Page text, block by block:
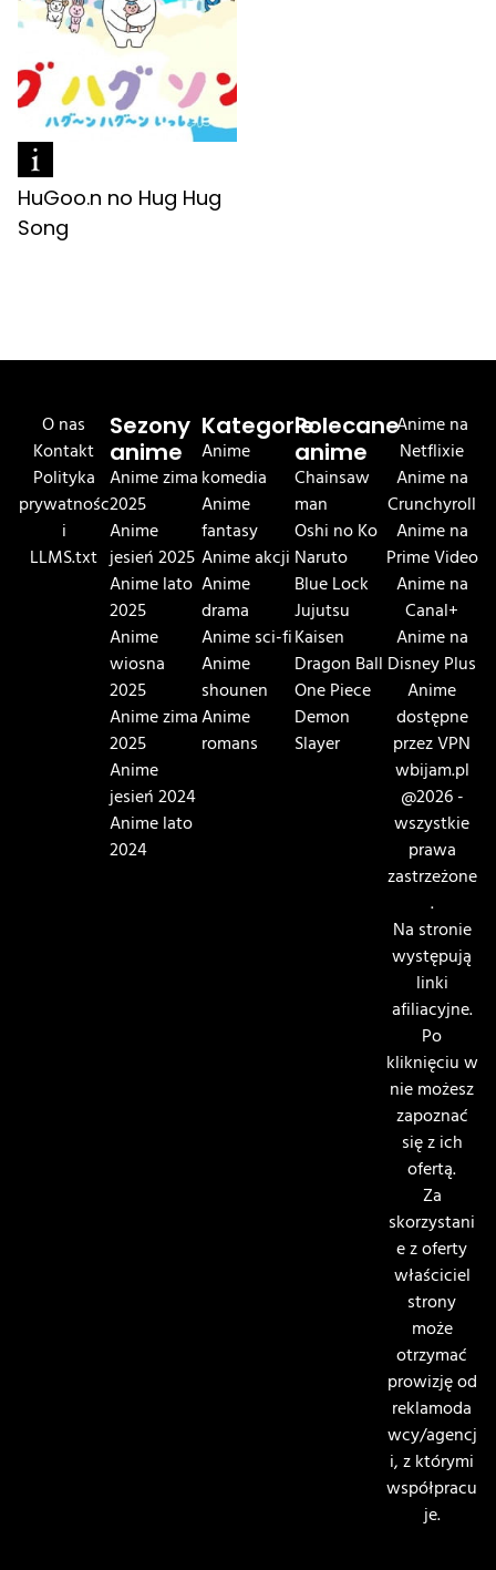
HuGoo.n no Hug Hug
Song
O nas
Kontakt
Polityka
prywatnośc
i
LLMS.txt
Sezony
anime
Anime zima
2025
Anime
jesień 2025
Anime lato
2025
Anime
wiosna
2025
Anime zima
2025
Anime
jesień 2024
Anime lato
2024
Kategorie
Anime
komedia
Anime
fantasy
Anime akcji
Anime
drama
Anime sci-fi
Anime
shounen
Anime
romans
Polecane
anime
Chainsaw
man
Oshi no Ko
Naruto
Blue Lock
Jujutsu
Kaisen
Dragon Ball
One Piece
Demon
Slayer
Anime na
Netflixie
Anime na
Crunchyroll
Anime na
Prime Video
Anime na
Canal+
Anime na
Disney Plus
Anime
dostępne
przez VPN
wbijam.pl
@2026 -
wszystkie
prawa
zastrzeżone
.
Na stronie
występują
linki
afiliacyjne.
Po
kliknięciu w
nie możesz
zapoznać
się z ich
ofertą.
Za
skorzystani
e z oferty
właściciel
strony
może
otrzymać
prowizję od
reklamoda
wcy/agencj
i, z którymi
współpracu
je.